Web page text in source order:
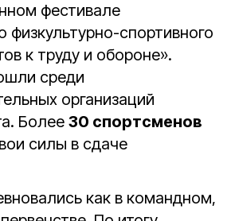
фестивале
физкультурно-спортивного
к труду и обороне».
среди
организаций
Более 30 спортсменов
силы в сдаче
как в командном,